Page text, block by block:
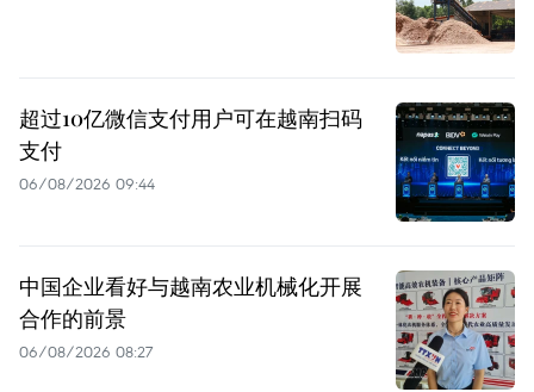
超过10亿微信支付用户可在越南扫码
支付
06/08/2026 09:44
中国企业看好与越南农业机械化开展
合作的前景
06/08/2026 08:27